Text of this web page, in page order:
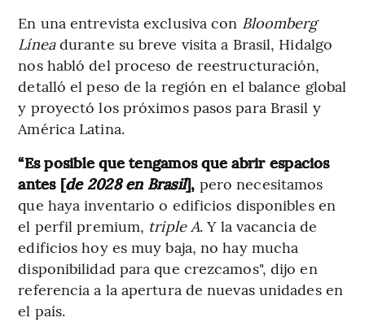
En una entrevista exclusiva con Bloomberg
Líneadurante su breve visita a Brasil, Hidalgo
nos habló del proceso de reestructuración,
detalló el peso de la región en el balance global
y proyectó los próximos pasos para Brasil y
América Latina.
“Es posible que tengamos que abrir espacios
antes [de 2028 en Brasil], pero necesitamos
que haya inventario o edificios disponibles en
el perfil premium, triple A. Y la vacancia de
edificios hoy es muy baja, no hay mucha
disponibilidad para que crezcamos", dijo en
referencia a la apertura de nuevas unidades en
el país.